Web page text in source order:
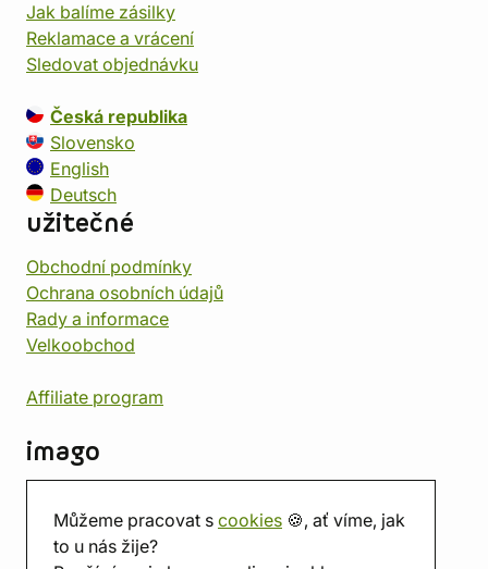
Můžeme pracovat s cookies 🍪, ať víme, jak
to u nás žije?
Jak balíme zásilky
Reklamace a vrácení
Sledovat objednávku
Česká republika
Slovensko
English
Deutsch
užitečné
Obchodní podmínky
Ochrana osobních údajů
Rady a informace
Velkoobchod
Affiliate program
imago
Prodejna
Herna